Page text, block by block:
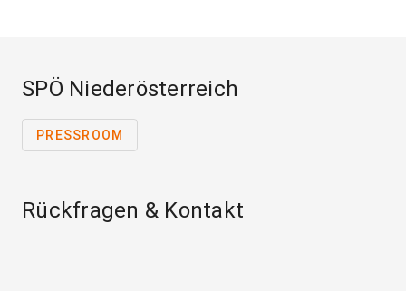
SPÖ Niederösterreich
PRESSROOM
Rückfragen & Kontakt